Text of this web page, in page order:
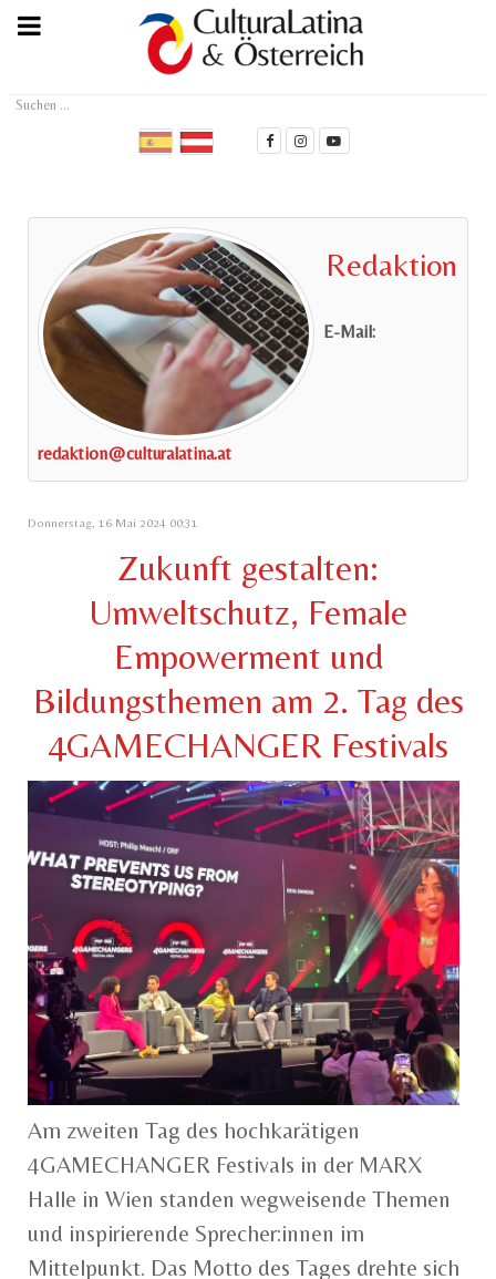
Suchen
Redaktion
E-Mail:
redaktion@culturalatina.at
Donnerstag, 16 Mai 2024 00:31
Zukunft gestalten:
Umweltschutz, Female
Empowerment und
Bildungsthemen am 2. Tag des
4GAMECHANGER Festivals
Am zweiten Tag des hochkarätigen
4GAMECHANGER Festivals in der MARX
Halle in Wien standen wegweisende Themen
und inspirierende Sprecher:innen im
Mittelpunkt. Das Motto des Tages drehte sich